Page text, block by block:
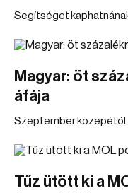
Segítséget
Magyar: öt
áfája
Szeptember közepétől.
Tűz ütött ki a